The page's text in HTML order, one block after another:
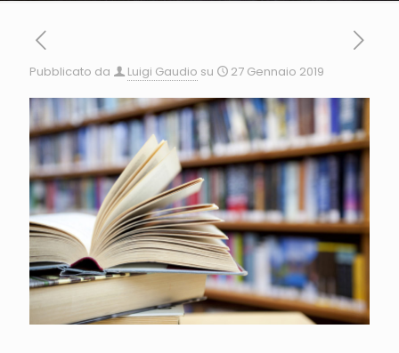
Pubblicato da Luigi Gaudio su 27 Gennaio 2019